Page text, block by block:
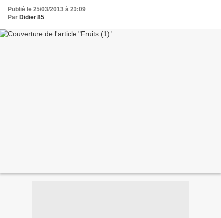
Publié le 25/03/2013 à 20:09
Par Didier 85